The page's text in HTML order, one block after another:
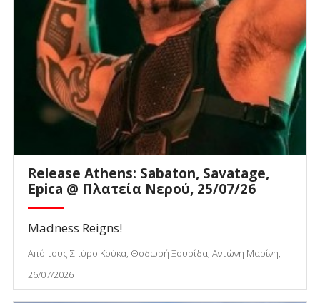
Release Athens: Sabaton, Savatage,
Epica @ Πλατεία Νερού, 25/07/26
Madness Reigns!
Από τους Σπύρο Κούκα, Θοδωρή Ξουρίδα, Αντώνη Μαρίνη,
26/07/2026